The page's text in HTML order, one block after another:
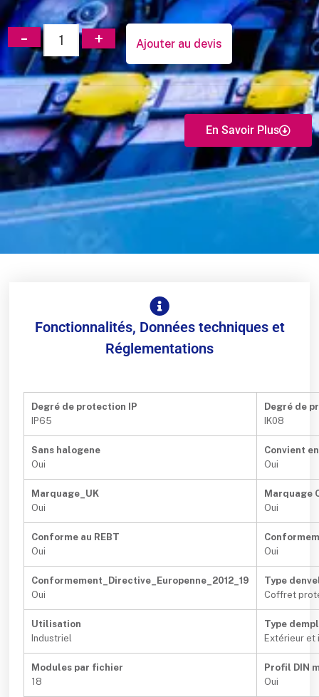
Ajouter au devis
En Savoir Plus
Fonctionnalités, Données techniques et
Réglementations
Degré de protection IP
IP65
Degré de
IK08
Sans halogene
Oui
Convient
Oui
Marquage_UK
Oui
Marquage
Oui
Conforme au REBT
Oui
Oui
Conformement_Directive_Europenne_2012_19
Oui
Type
Coffret
Utilisation
Industriel
Type
Extérieur et
Modules par fichier
18
Profil DIN
Oui